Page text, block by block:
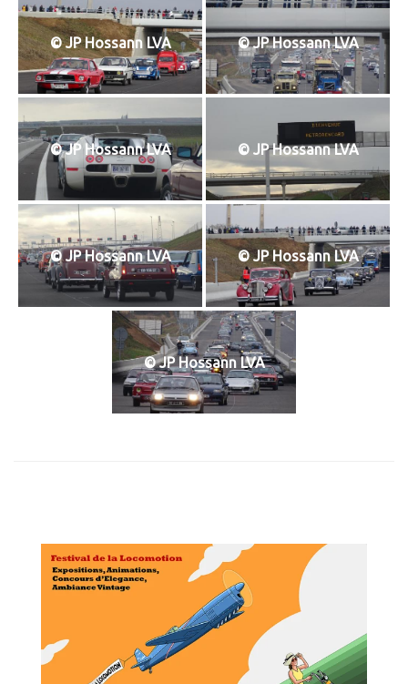
© JP Hossann LVA © JP Hossann LVA
© JP Hossann LVA © JP Hossann LVA
© JP Hossann LVA © JP Hossann LVA
© JP Hossann LVA